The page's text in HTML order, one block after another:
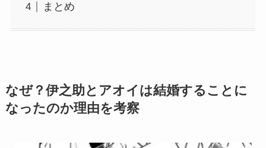
まとめ
なぜ？伊之助とアオイは結婚することに
なったのか理由を考察